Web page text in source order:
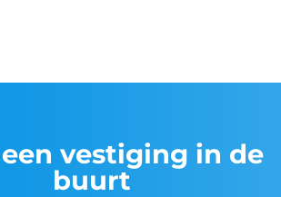
vestiging in de
buurt